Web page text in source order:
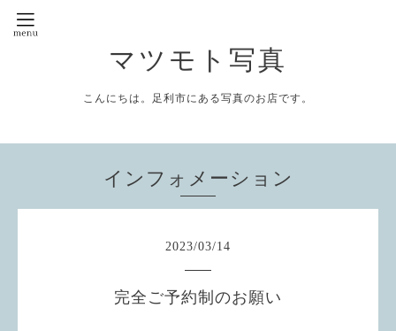
マツモト写真
こんにちは。足利市にある写真のお店です。
インフォメーション
2023/03/14
完全ご予約制のお願い